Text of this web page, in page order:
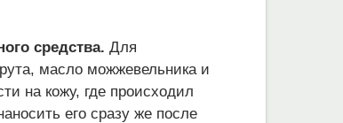
средства. Для
масло можжевельника и
на кожу, где происходил
его сразу же после